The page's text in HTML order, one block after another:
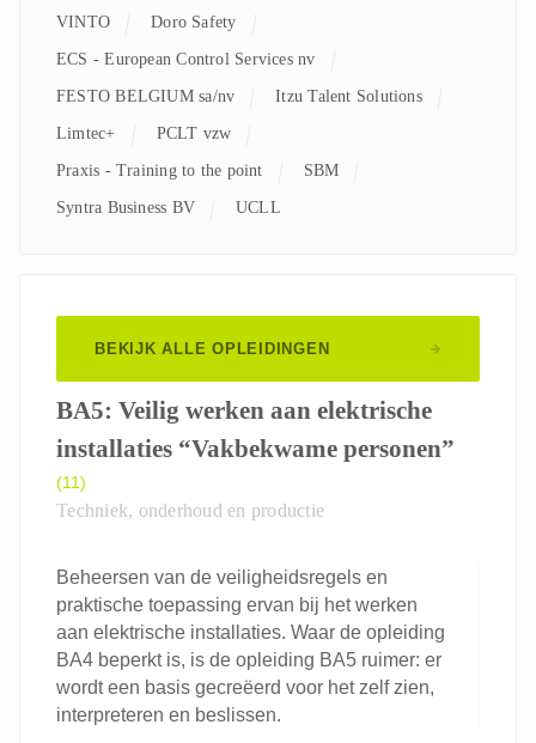
VINTO
Doro Safety
ECS - European Control Services nv
FESTO BELGIUM sa/nv Itzu Talent Solutions
Limtec+ PCLT vzw
Praxis - Training to the point SBM
Syntra Business BV UCLL
BEKIJK ALLE OPLEIDINGEN
BA5: Veilig werken aan elektrische
installaties “Vakbekwame personen”
(11)
Techniek, onderhoud en productie
Beheersen van de veiligheidsregels en
praktische toepassing ervan bij het werken
aan elektrische installaties. Waar de opleiding
BA4 beperkt is, is de opleiding BA5 ruimer: er
wordt een basis gecreëerd voor het zelf zien,
interpreteren en beslissen.